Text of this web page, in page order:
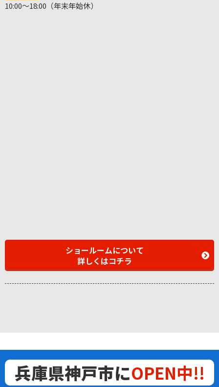
10:00～18:00（年末年始休）
ショールームについて
詳しくはコチラ
兵庫県神戸市にOPEN中!!